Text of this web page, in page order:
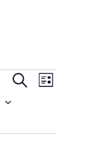
Recherche
et
de
Recherche
de
Liste